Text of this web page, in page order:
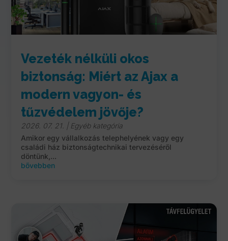
Vezeték nélküli okos
biztonság: Miért az Ajax a
modern vagyon- és
tűzvédelem jövője?
2026. 07. 21. | Egyéb kategória
Amikor egy vállalkozás telephelyének vagy egy
családi ház biztonságtechnikai tervezéséről
döntünk,...
bővebben